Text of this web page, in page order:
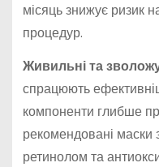
місяць знижує ризик
процедур.
Живильні та
спрацюють
компоненти глибше
рекомендовані маски
ретинолом та